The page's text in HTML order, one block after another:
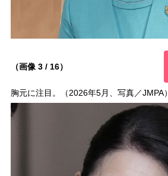
（画像 3 / 16）
胸元に注目。（2026年5月、写真／JMPA）